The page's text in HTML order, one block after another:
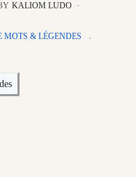
KALIOM LUDO
MOTS & LÉGENDES